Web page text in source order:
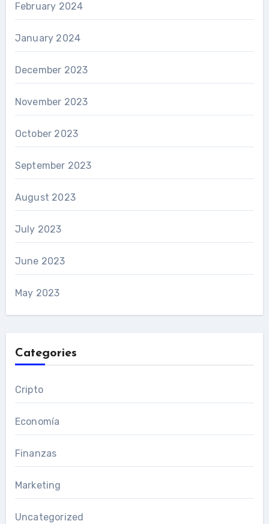
February 2024
January 2024
December 2023
November 2023
October 2023
September 2023
August 2023
July 2023
June 2023
May 2023
Categories
Cripto
Economía
Finanzas
Marketing
Uncategorized